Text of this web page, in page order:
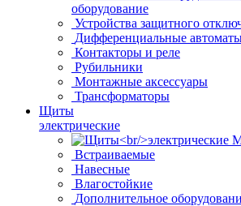
оборудование
Устройства защитного
Дифференциальные
Контакторы и реле
Рубильники
Монтажные аксессуары
Трансформаторы
Щиты
электрические
Встраиваемые
Навесные
Влагостойкие
Дополнительное